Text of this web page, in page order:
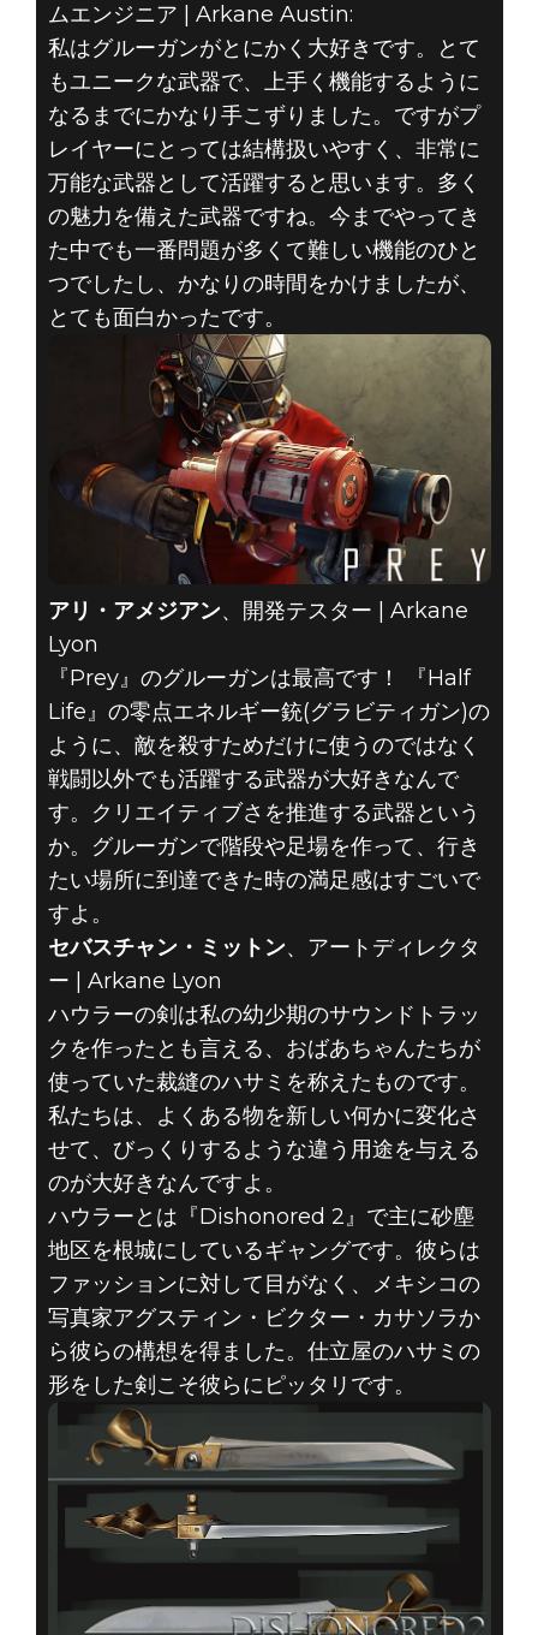
2020年8月13日
ARKANEのお気
に入り: 武器&能
ムエンジニア | Arkane Austin:
私はグルーガンがとにかく大好きです。とて
もユニークな武器で、上手く機能するように
なるまでにかなり手こずりました。ですがプ
レイヤーにとっては結構扱いやすく、非常に
万能な武器として活躍すると思います。多く
の魅力を備えた武器ですね。今までやってき
た中でも一番問題が多くて難しい機能のひと
つでしたし、かなりの時間をかけましたが、
とても面白かったです。
アリ・アメジアン、開発テスター | Arkane
Lyon
『Prey』のグルーガンは最高です！ 『Half
Life』の零点エネルギー銃(グラビティガン)の
ように、敵を殺すためだけに使うのではなく
戦闘以外でも活躍する武器が大好きなんで
す。クリエイティブさを推進する武器という
か。グルーガンで階段や足場を作って、行き
たい場所に到達できた時の満足感はすごいで
すよ。
セバスチャン・ミットン、アートディレクタ
ー | Arkane Lyon
ハウラーの剣は私の幼少期のサウンドトラッ
クを作ったとも言える、おばあちゃんたちが
使っていた裁縫のハサミを称えたものです。
私たちは、よくある物を新しい何かに変化さ
せて、びっくりするような違う用途を与える
のが大好きなんですよ。
ハウラーとは『Dishonored 2』で主に砂塵
地区を根城にしているギャングです。彼らは
ファッションに対して目がなく、メキシコの
写真家アグスティン・ビクター・カサソラか
ら彼らの構想を得ました。仕立屋のハサミの
形をした剣こそ彼らにピッタリです。